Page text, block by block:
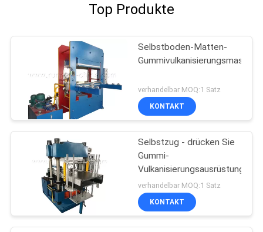
Top Produkte
Selbstboden-Matten-
verhandelbar MOQ:1 Satz
KONTAKT
Selbstzug - drücken Sie
Gummi-
Vulkanisierungsausrüstung
verhandelbar MOQ:1 Satz
KONTAKT